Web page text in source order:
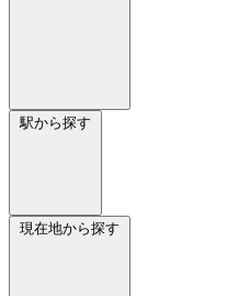
駅から探す
現在地から探す